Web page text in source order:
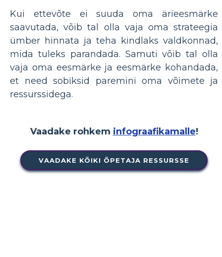
Kui ettevõte ei suuda oma ärieesmärke
saavutada, võib tal olla vaja oma strateegia
ümber hinnata ja teha kindlaks valdkonnad,
mida tuleks parandada. Samuti võib tal olla
vaja oma eesmärke ja eesmärke kohandada,
et need sobiksid paremini oma võimete ja
ressurssidega.
Vaadake rohkem infograafikamalle!
VAADAKE KÕIKI ÕPETAJA RESSURSSE